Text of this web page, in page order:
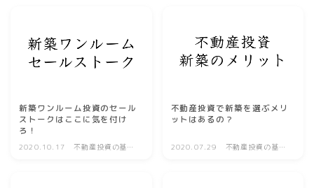
新築ワンルーム投資のセール
ストークはここに気を付け
ろ！
2020.10.17
不動産投資の基礎
不動産投資で新築を選ぶメリ
ットはあるの？
2020.07.29
不動産投資の基礎